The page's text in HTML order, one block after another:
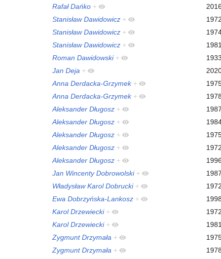
Rafał Dańko +
Stanisław Dawidowicz +
Stanisław Dawidowicz +
Stanisław Dawidowicz +
Roman Dawidowski +
Jan Deja +
Anna Derdacka-Grzymek +
Anna Derdacka-Grzymek +
Aleksander Długosz +
Aleksander Długosz +
Aleksander Długosz +
Aleksander Długosz +
Aleksander Długosz +
Jan Wincenty Dobrowolski +
Władysław Karol Dobrucki +
Ewa Dobrzyńska-Lankosz +
Karol Drzewiecki +
Karol Drzewiecki +
Zygmunt Drzymała +
Zygmunt Drzymała +